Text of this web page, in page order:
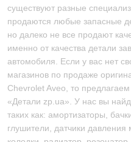
существуют разные
продаются любые запасные
но далеко не все продают
именно от качества детали
автомобиля. Если у вас нет
магазинов по продаже
Chevrolet Aveo, то
«Детали zp.ua». У нас вы
таких как: амортизаторы,
глушители, датчики